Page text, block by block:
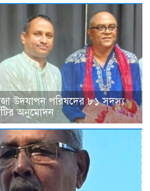
উদযাপন পরিষদের ৮১ সদস্য
অনুমোদন